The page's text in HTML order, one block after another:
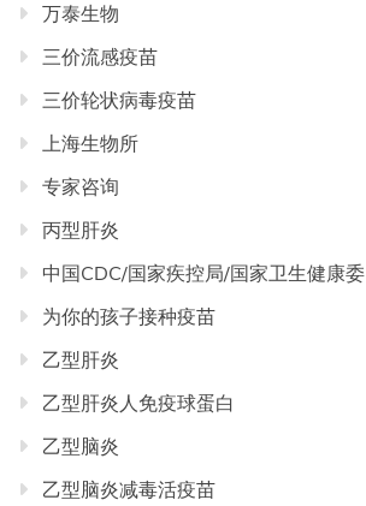
万泰生物
三价流感疫苗
三价轮状病毒疫苗
上海生物所
专家咨询
丙型肝炎
中国CDC/国家疾控局/国家卫生健康委
为你的孩子接种疫苗
乙型肝炎
乙型肝炎人免疫球蛋白
乙型脑炎
乙型脑炎减毒活疫苗